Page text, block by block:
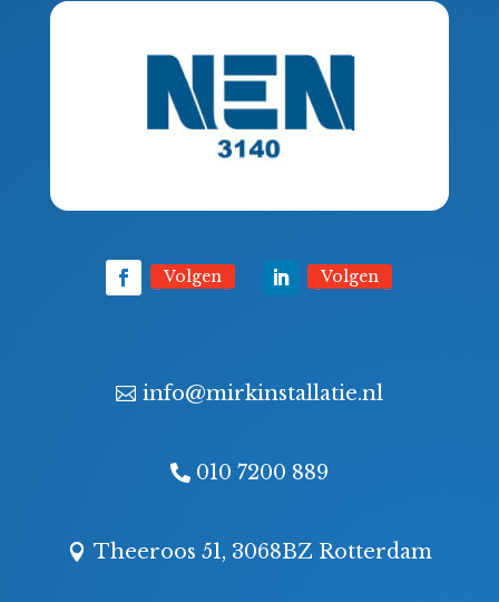
Volgen Volgen
info@mirkinstallatie.nl
010 7200 889
Theeroos 51, 3068BZ Rotterdam